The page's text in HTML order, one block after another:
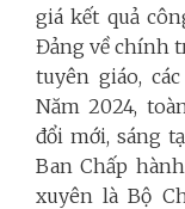
giá kết quả
Đảng về chính
tuyên giáo,
Năm 2024,
đổi mới, sáng
Ban Chấp
xuyên là Bộ